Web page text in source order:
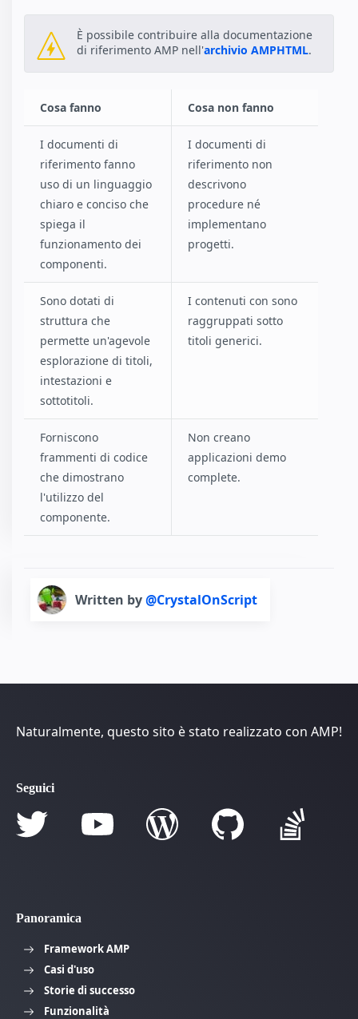
È possibile contribuire alla documentazione
di riferimento AMP nell'archivio AMPHTML.
Cosa fanno Cosa non fanno
I documenti di
riferimento fanno
uso di un linguaggio
chiaro e conciso che
spiega il
funzionamento dei
componenti.
I documenti di
riferimento non
descrivono
procedure né
implementano
progetti.
Sono dotati di
struttura che
permette un'agevole
esplorazione di titoli,
intestazioni e
sottotitoli.
I contenuti con sono
raggruppati sotto
titoli generici.
Forniscono
frammenti di codice
che dimostrano
l'utilizzo del
componente.
Non creano
applicazioni demo
complete.
Written by@CrystalOnScript
Naturalmente, questo sito è stato realizzato con AMP!
Seguici
Panoramica
Framework AMP
Casi d'uso
Storie di successo
Funzionalità